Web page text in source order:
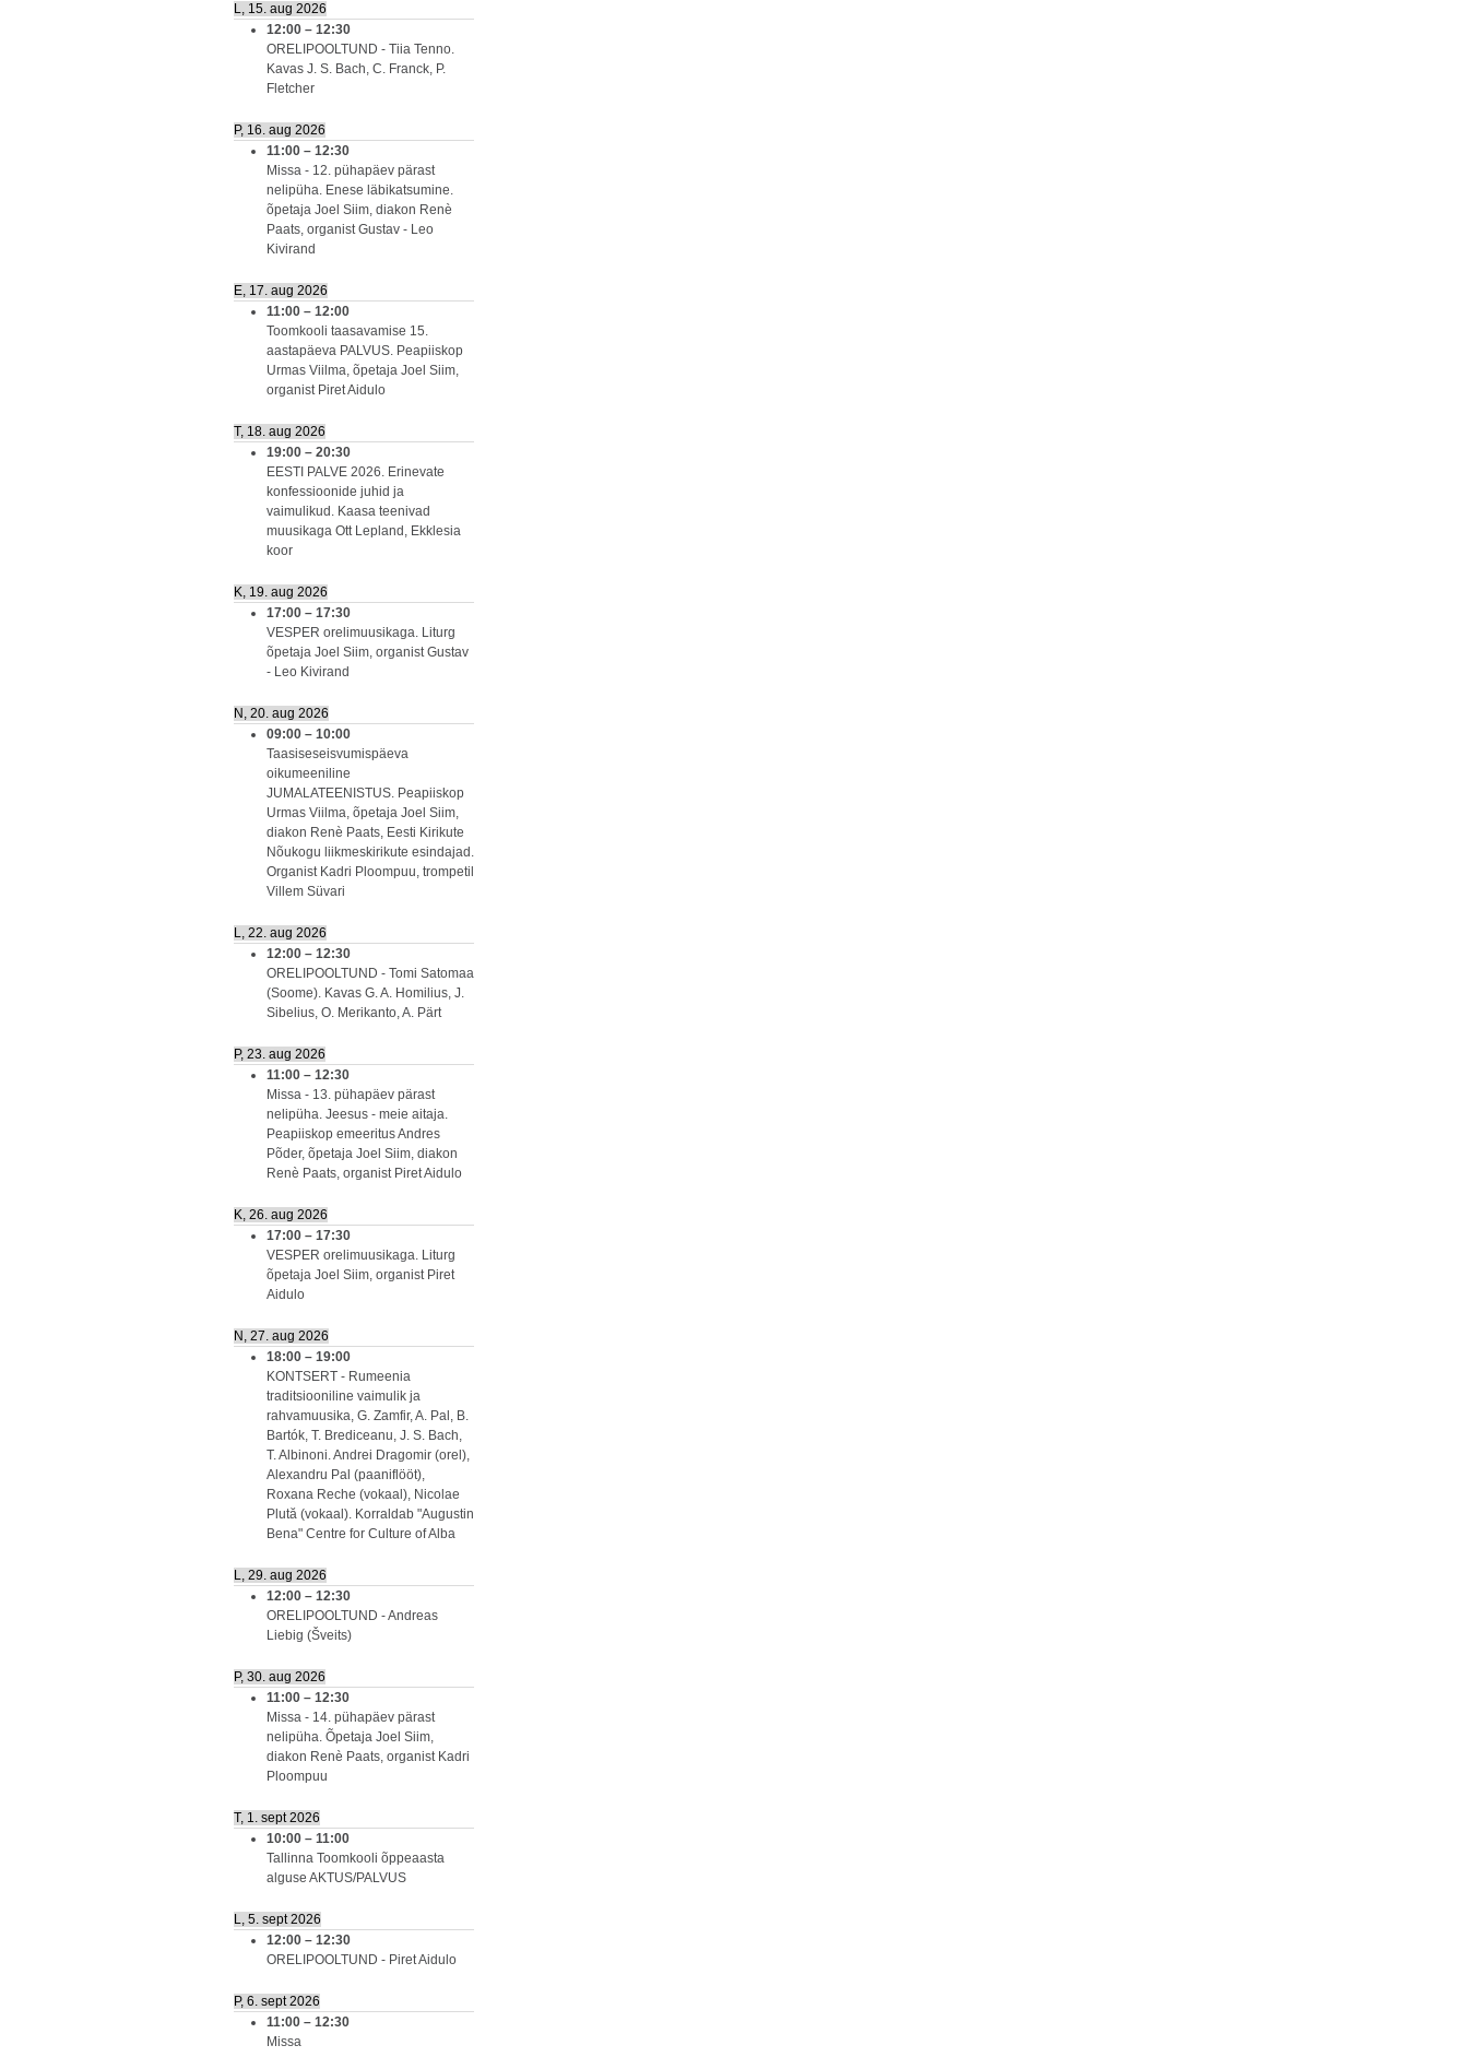
L, 15. aug 2026
12:00 – 12:30
ORELIPOOLTUND - Tiia Tenno.
Kavas J. S. Bach, C. Franck, P.
Fletcher
P, 16. aug 2026
11:00 – 12:30
Missa - 12. pühapäev pärast
nelipüha. Enese läbikatsumine.
õpetaja Joel Siim, diakon Renè
Paats, organist Gustav - Leo
Kivirand
E, 17. aug 2026
11:00 – 12:00
Toomkooli taasavamise 15.
aastapäeva PALVUS. Peapiiskop
Urmas Viilma, õpetaja Joel Siim,
organist Piret Aidulo
T, 18. aug 2026
19:00 – 20:30
EESTI PALVE 2026. Erinevate
konfessioonide juhid ja
vaimulikud. Kaasa teenivad
muusikaga Ott Lepland, Ekklesia
koor
K, 19. aug 2026
17:00 – 17:30
VESPER orelimuusikaga. Liturg
õpetaja Joel Siim, organist Gustav
- Leo Kivirand
N, 20. aug 2026
09:00 – 10:00
Taasiseseisvumispäeva
oikumeeniline
JUMALATEENISTUS. Peapiiskop
Urmas Viilma, õpetaja Joel Siim,
diakon Renè Paats, Eesti Kirikute
Nõukogu liikmeskirikute esindajad.
Organist Kadri Ploompuu, trompetil
Villem Süvari
L, 22. aug 2026
12:00 – 12:30
ORELIPOOLTUND - Tomi Satomaa
(Soome). Kavas G. A. Homilius, J.
Sibelius, O. Merikanto, A. Pärt
P, 23. aug 2026
11:00 – 12:30
Missa - 13. pühapäev pärast
nelipüha. Jeesus - meie aitaja.
Peapiiskop emeeritus Andres
Põder, õpetaja Joel Siim, diakon
Renè Paats, organist Piret Aidulo
K, 26. aug 2026
17:00 – 17:30
VESPER orelimuusikaga. Liturg
õpetaja Joel Siim, organist Piret
Aidulo
N, 27. aug 2026
18:00 – 19:00
KONTSERT - Rumeenia
traditsiooniline vaimulik ja
rahvamuusika, G. Zamfir, A. Pal, B.
Bartók, T. Brediceanu, J. S. Bach,
T. Albinoni. Andrei Dragomir (orel),
Alexandru Pal (paaniflööt),
Roxana Reche (vokaal), Nicolae
Plută (vokaal). Korraldab "Augustin
Bena" Centre for Culture of Alba
L, 29. aug 2026
12:00 – 12:30
ORELIPOOLTUND - Andreas
Liebig (Šveits)
P, 30. aug 2026
11:00 – 12:30
Missa - 14. pühapäev pärast
nelipüha. Õpetaja Joel Siim,
diakon Renè Paats, organist Kadri
Ploompuu
T, 1. sept 2026
10:00 – 11:00
Tallinna Toomkooli õppeaasta
alguse AKTUS/PALVUS
L, 5. sept 2026
12:00 – 12:30
ORELIPOOLTUND - Piret Aidulo
P, 6. sept 2026
11:00 – 12:30
Missa